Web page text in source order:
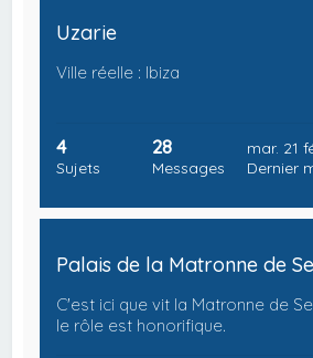
Uzarie
Ville réelle : Ibiza
4
Sujets
28
Messages
mar. 21
Dernier
Palais de la Matronne de
C'est ici que vit la Matronne de
le rôle est honorifique.